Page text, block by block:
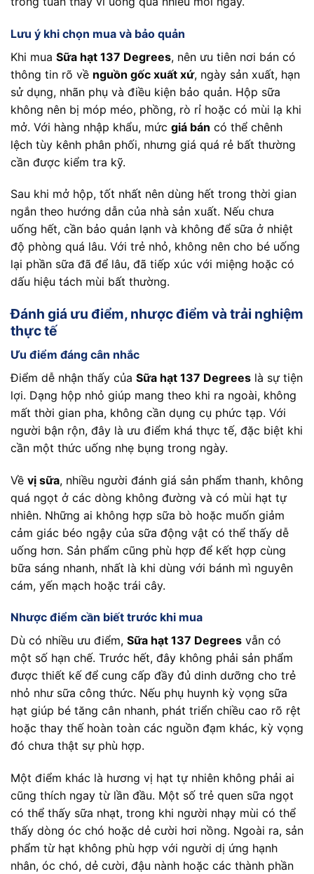
Lưu ý khi chọn mua và bảo quản
Khi mua Sữa hạt 137 Degrees, nên ưu tiên nơi bán có
thông tin rõ về nguồn gốc xuất xứ, ngày sản xuất, hạn
sử dụng, nhãn phụ và điều kiện bảo quản. Hộp sữa
không nên bị móp méo, phồng, rò rỉ hoặc có mùi lạ khi
mở. Với hàng nhập khẩu, mức giá bán có thể chênh
lệch tùy kênh phân phối, nhưng giá quá rẻ bất thường
cần được kiểm tra kỹ.
Sau khi mở hộp, tốt nhất nên dùng hết trong thời gian
ngắn theo hướng dẫn của nhà sản xuất. Nếu chưa
uống hết, cần bảo quản lạnh và không để sữa ở nhiệt
độ phòng quá lâu. Với trẻ nhỏ, không nên cho bé uống
lại phần sữa đã để lâu, đã tiếp xúc với miệng hoặc có
dấu hiệu tách mùi bất thường.
Đánh giá ưu điểm, nhược điểm và trải nghiệm
thực tế
Ưu điểm đáng cân nhắc
Điểm dễ nhận thấy của Sữa hạt 137 Degrees là sự tiện
lợi. Dạng hộp nhỏ giúp mang theo khi ra ngoài, không
mất thời gian pha, không cần dụng cụ phức tạp. Với
người bận rộn, đây là ưu điểm khá thực tế, đặc biệt khi
cần một thức uống nhẹ bụng trong ngày.
Về vị sữa, nhiều người đánh giá sản phẩm thanh, không
quá ngọt ở các dòng không đường và có mùi hạt tự
nhiên. Những ai không hợp sữa bò hoặc muốn giảm
cảm giác béo ngậy của sữa động vật có thể thấy dễ
uống hơn. Sản phẩm cũng phù hợp để kết hợp cùng
bữa sáng nhanh, nhất là khi dùng với bánh mì nguyên
cám, yến mạch hoặc trái cây.
Nhược điểm cần biết trước khi mua
Dù có nhiều ưu điểm, Sữa hạt 137 Degrees vẫn có
một số hạn chế. Trước hết, đây không phải sản phẩm
được thiết kế để cung cấp đầy đủ dinh dưỡng cho trẻ
nhỏ như sữa công thức. Nếu phụ huynh kỳ vọng sữa
hạt giúp bé tăng cân nhanh, phát triển chiều cao rõ rệt
hoặc thay thế hoàn toàn các nguồn đạm khác, kỳ vọng
đó chưa thật sự phù hợp.
Một điểm khác là hương vị hạt tự nhiên không phải ai
cũng thích ngay từ lần đầu. Một số trẻ quen sữa ngọt
có thể thấy sữa nhạt, trong khi người nhạy mùi có thể
thấy dòng óc chó hoặc dẻ cười hơi nồng. Ngoài ra, sản
phẩm từ hạt không phù hợp với người dị ứng hạnh
nhân, óc chó, dẻ cười, đậu nành hoặc các thành phần